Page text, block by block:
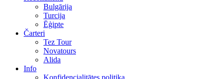
Bulgārija
Turcija
Ēģipte
Čarteri
Tez Tour
Novatours
Alida
Info
Konfidencialitātes politika